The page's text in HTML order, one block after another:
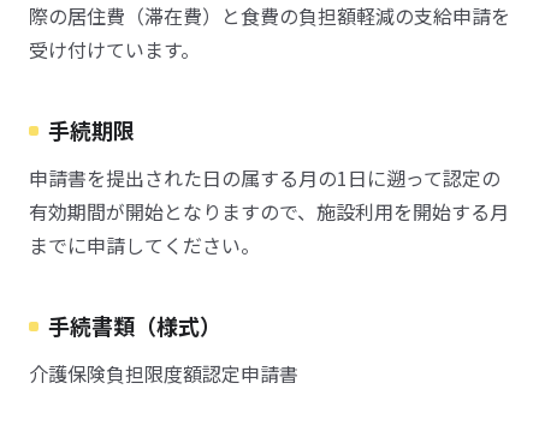
際の居住費（滞在費）と食費の負担額軽減の支給申請を
受け付けています。
手続期限
申請書を提出された日の属する月の1日に遡って認定の
有効期間が開始となりますので、施設利用を開始する月
までに申請してください。
手続書類（様式）
介護保険負担限度額認定申請書